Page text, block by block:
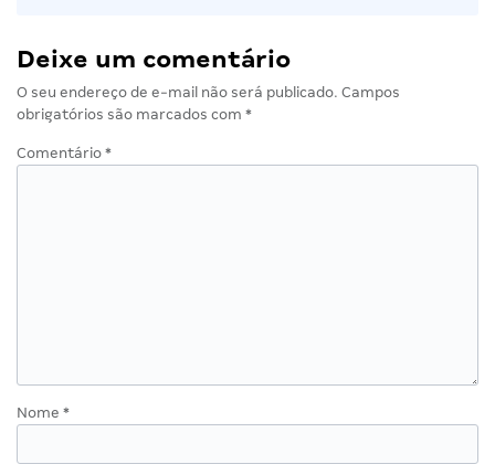
Deixe um comentário
O seu endereço de e-mail não será publicado. Campos
obrigatórios são marcados com *
Comentário *
Nome *